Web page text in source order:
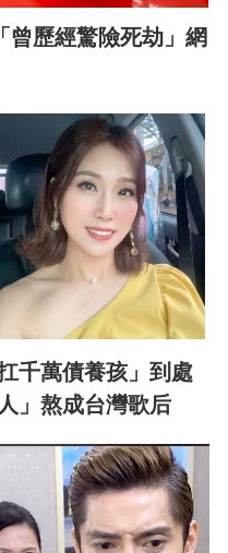
曾歷經驚險死劫」網
千萬債養孩」到處
」熬成台灣歌后